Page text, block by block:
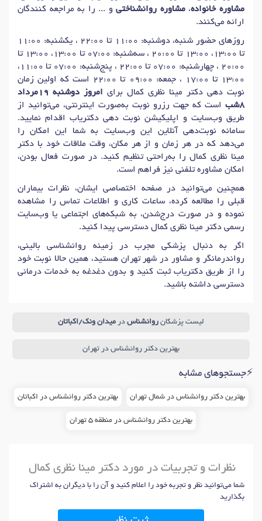
مشاوره مدیریت و رهبری و توسعه منابع انسانی
مجوزها
پروانه فعالیت از سازمان نظام روانشناسی و مشاوره
عضو انجمن روانشناسی ایران
عضو انجمن روانشناسی اجتماعی ایران
نحوه دریافت نوبت
نوبت حضوری:
کلینیک آوای نسرین (ونک)09104484113
کلینیک آتیه مهر (اکباتان)
09108808322
نوبت آنلاین - تلفنی
📱 (هماهنگی از طریق)09191230653
کانال اطلاع رسانی کارگاه های آموزشی آنلاین و حضوری: صدای
جوی زندگی
دکتر مدیریت خشم در تهران دکتراضطراب در تهران
دکتر رفتار درمانی
دکترسوء استفاده عاطفی در تهران دکتر حل تعارض ازدواج در تهران
دکترمشاوره قبل ازدواجدر تهران دکتر مشاوره بهداشت روانی در تهران
دکترنوسانات خلقی در تهران دکتروحشت زدگی در تهران
دکتر مشاوره والدیندر تهران دکتر تست شخصیت در تهران
دکتر آسیب های روانیدر تهران دکترخودآزاریدر تهران
دکتر مشاوره سوء استفاده جنسیدر تهران
دکتراضطراب اجتماعی در تهران دکتر مدیریت استرسدر تهران
دکتر مشکل عصبی در تهران دکتراختلال دو قطبی در تهران
دکتر اختلال خوردندر تهران دکترمجادلات روابط در تهران
دکتر روان درمانی در تهران اختلال شخصیت در تهران
دکتر افسردگی در تهران دکتر استرس در تهران
دکتر مشکلات رفتاریدر تهران دکتر مشاوره فردیدر تهران
دکتر رواندرمانی سالمندان
درمان اختلالات اضطرابی و استرس در تهران
در تهران دکترفوبیای فضاهای بسته
دکتر خودکشی در تهران دکتر افسردگی های مزمن و شدید در تهران
روابط شغلیدر تهران دکترمشاوره بعد از ازدواجدر تهران
دکتروسواس فکری
دکتروسواس بد ریختی
مشاوره خانواده،مشاوره روانشناختیو ... را به مراجعه کنندگان
ارائه می‌کنند.
روزهای حضور شنبه، دوشنبه: 11:00 تا 22:00 ، یکشنبه: 11:00
تا 13:00، 13:00 تا 20:00 ، سه‌شنبه: 07:00 تا 13:00، 13:00 تا
20:00 ، چهارشنبه: 07:00 تا 22:00 ، پنج‌شنبه: 07:00 تا 11:00،
13:00 تا 17:00 ، جمعه: 09:00 تا 22:00 است که اولین زمان
نوبت دهی دکتر مینا نظری کمال برای
امروز دوشنبه 19مرداد
8شب
است که جهت رزرو نوبت به‌صورت اینترنتی، می‌توانید از
طریق وب‌سایت و اپلیکیشن نوبت دهی دکتریاب اقدام نمایید.
سامانه نوبت‌دهی آنلاین این وب‌سایت به شما این امکان را
می‌دهد که در هر زمان و از هر مکان، وقت ملاقات خود با دکتر
مینا نظری کمال را به‌راحتی تنظیم کنید. در صورت فعال بودن،
امکان مشاوره تلفنی نیز فراهم است.
همچنین می‌توانید در صفحه اختصاصی ایشان، نظرات بیماران
قبلی را مطالعه کرده، ساعات کاری و اطلاعات تماس را مشاهده
نموده و در صورت درج‌شدن، به شبکه‌های اجتماعی یا وب‌سایت
رسمی دکتر مینا نظری کمال دسترسی پیدا کنید.
اگر به دنبال پزشکی مجرب در زمینه روانشناسی بالینی،
رواندرمانگر و مشاور در شهر تهران هستید، همین حالا نوبت خود
را از طریق دکتریاب ثبت کنید و بدون دغدغه به خدمات درمانی
دسترسی داشته باشید.
لیست پزشکان روانشناس در میدان ونک/اکباتان
بهترین دکتر روانشناس در تهران
⚡جستجوهای مشابه
بهترین دکتر روانشناس در شمال تهران بهترین دکتر روانشناس در اکباتان
بهترین دکتر روانشناس در منطقه 5 تهران
نظرات و تجربیات در مورد دکتر مینا نظری کمال
شما می‌توانید نظر و تجربه خود را اعلام کنید و آن را با دیگران به اشتراک
بگذارید